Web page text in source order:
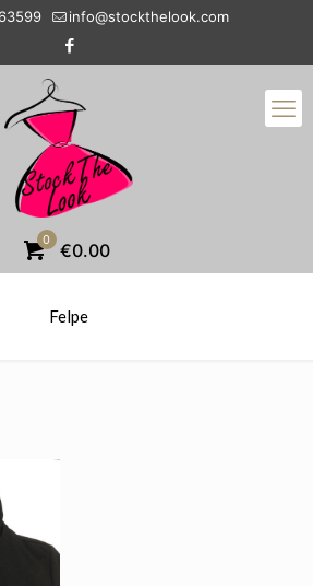
info@stockthelook.com
0 €0.00
Felpe